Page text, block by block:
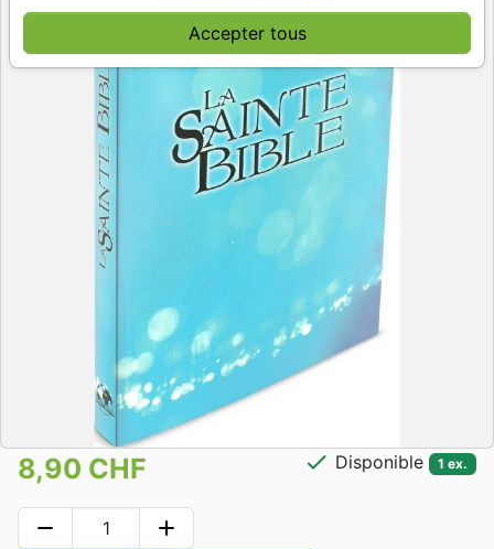
8,90 CHF check Disponible 1 ex.
remove add
Accepter tous